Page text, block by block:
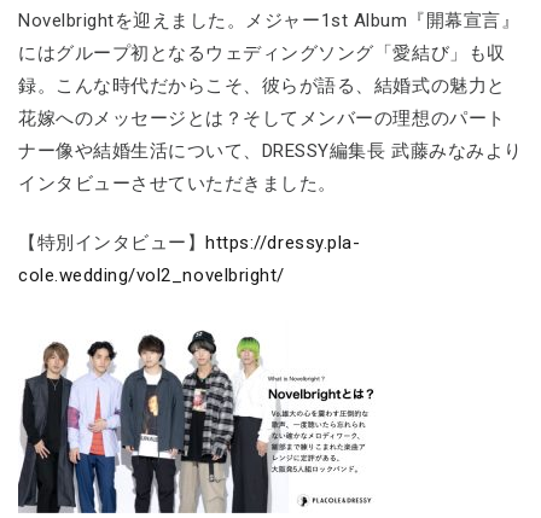
Novelbrightを迎えました。メジャー1st Album『開幕宣言』
にはグループ初となるウェディングソング「愛結び」も収
録。こんな時代だからこそ、彼らが語る、結婚式の魅力と
花嫁へのメッセージとは？そしてメンバーの理想のパート
ナー像や結婚生活について、DRESSY編集長 武藤みなみより
インタビューさせていただきました。
【特別インタビュー】 https://dressy.pla-
cole.wedding/vol2_novelbright/